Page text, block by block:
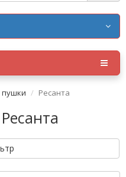
Ресанта